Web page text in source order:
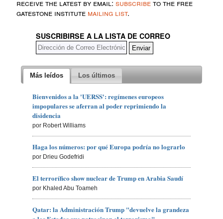
receive the latest by email: subscribeto the free
gatestone institute mailing list.
SUSCRIBIRSE A LA LISTA DE CORREO
Más leídos Los últimos
Bienvenidos a la 'UERSS': regímenes europeos
impopulares se aferran al poder reprimiendo la
disidencia
por Robert Williams
Haga los números: por qué Europa podría no lograrlo
por Drieu Godefridi
El terrorífico show nuclear de Trump en Arabia Saudí
por Khaled Abu Toameh
Qatar: la Administración Trump "devuelve la grandeza